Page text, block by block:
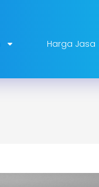
Harga Jasa